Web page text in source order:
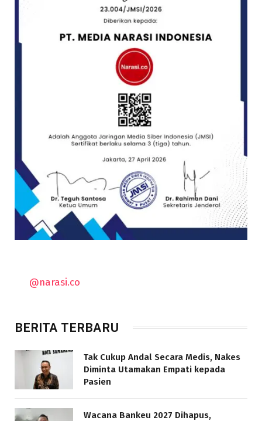
@narasi.co
BERITA TERBARU
Tak Cukup Andal Secara Medis, Nakes
Diminta Utamakan Empati kepada
Pasien
Wacana Bankeu 2027 Dihapus,